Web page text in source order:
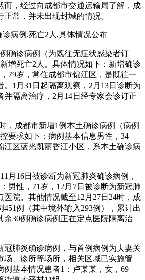
而，经过向成都市交通运输局了解，成
常，并未出现封城的情况。
病例,死亡2人,具体情况公布
确诊病例（为既往无症状感染者订
增死亡2人。具体情况如下：新增确诊
79岁，常住成都市锦江区，是既往一
1月31日起隔离观察，2月13日诊断为
并隔离治疗，2月14日经专家会诊订正
，成都市新增1例本土确诊病例（病例
要求如下：病例基本信息男性，34
江区蓝光凯丽香江小区，系本土确诊病
月16日被诊断为新冠肺炎确诊病例，
男性，71岁，12月7日被诊断为新冠肺
院。其他情况截至12月27日24时，成
例（其中境外输入293例），累计出
余30例确诊病例正在定点医院隔离治
冠肺炎确诊病例，与首例病例为夫妻关
场、诊所等场所，相关区域已实施管
例基本情况患者1：卢某某，女，69